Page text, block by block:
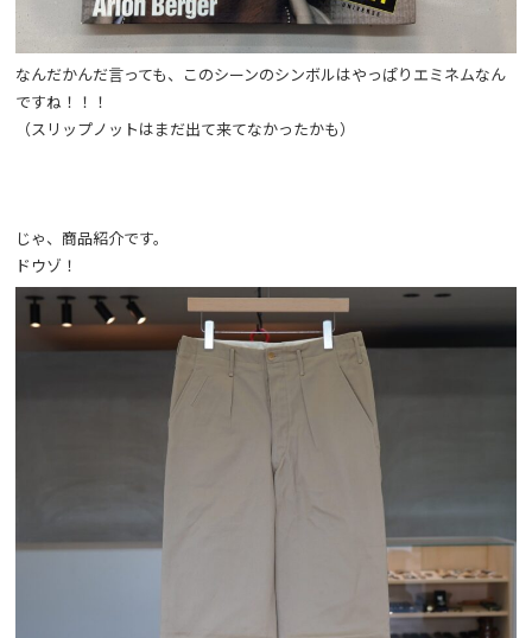
なんだかんだ言っても、このシーンのシンボルはやっぱりエミネムなん
ですね！！！
（スリップノットはまだ出て来てなかったかも）
じゃ、商品紹介です。
ドウゾ！